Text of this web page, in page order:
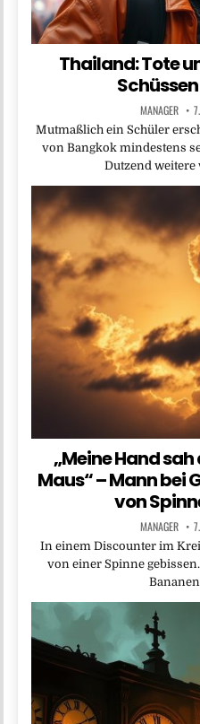
Thailand: Tote
MANAGER
Mutmaßlich ein Schüler
von Bangkok mindestens
Dutzend weitere
„Meine Hand
Maus“ – Mann bei
von
MANAGER
In einem Discounter im
von einer Spinne